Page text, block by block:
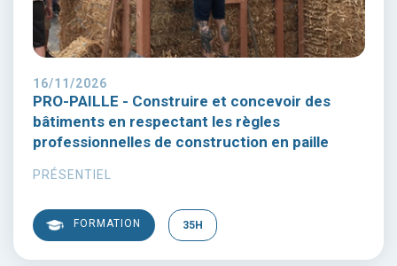
16/11/2026
PRO-PAILLE - Construire et concevoir des
bâtiments en respectant les règles
professionnelles de construction en paille
PRÉSENTIEL
FORMATION 35H